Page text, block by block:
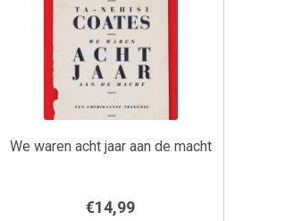
We waren acht jaar aan de macht
€14,99